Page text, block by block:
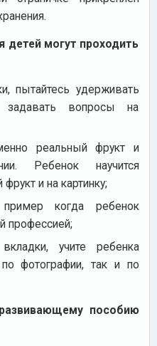
детей могут проходить
пытайтесь удерживать
вопросы на
реальный фрукт и
Ребенок научится
и на картинку;
когда ребенок
профессией;
учите ребенка
фотографии, так и по
пособию